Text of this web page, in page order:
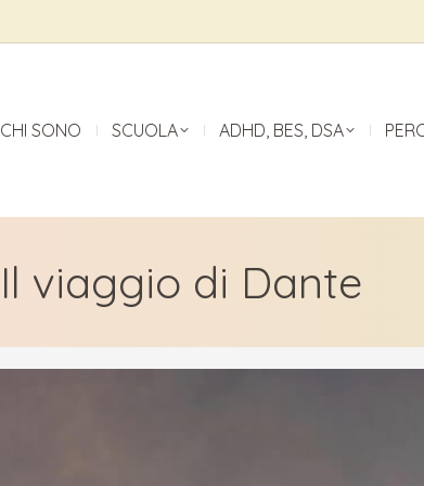
CHI SONO SCUOLA ADHD, BES, DSA
Il viaggio di Dante